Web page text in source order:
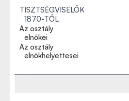
TISZTSÉGVISELŐK
1870-TŐL
Az osztály
elnökei
Az osztály
elnökhelyettesei